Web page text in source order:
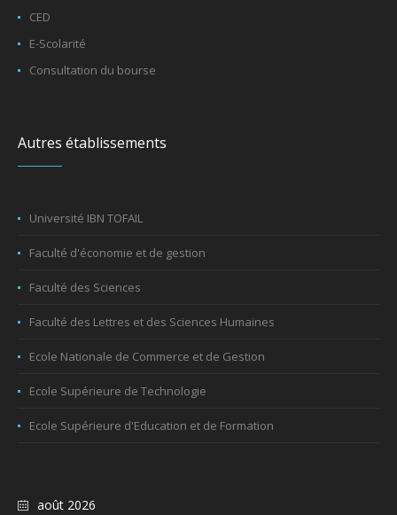
CED
E-Scolarité
Consultation du bourse
Autres établissements
Université IBN TOFAIL
Faculté d'économie et de gestion
Faculté des Sciences
Faculté des Lettres et des Sciences Humaines
Ecole Nationale de Commerce et de Gestion
Ecole Supérieure de Technologie
Ecole Supérieure d'Education et de Formation
août 2026